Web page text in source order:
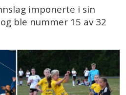
imponerte i sin
ble nummer 15 av 32